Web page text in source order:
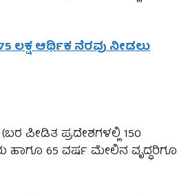
ಲಕ್ಷ ಆರ್ಥಿಕ ನೆರವು ನೀಡಲು
ಪೀಡಿತ ಪ್ರದೇಶಗಳಲ್ಲಿ 150
65 ವರ್ಷ ಮೇಲಿನ ವೃದ್ಧರಿಗೂ